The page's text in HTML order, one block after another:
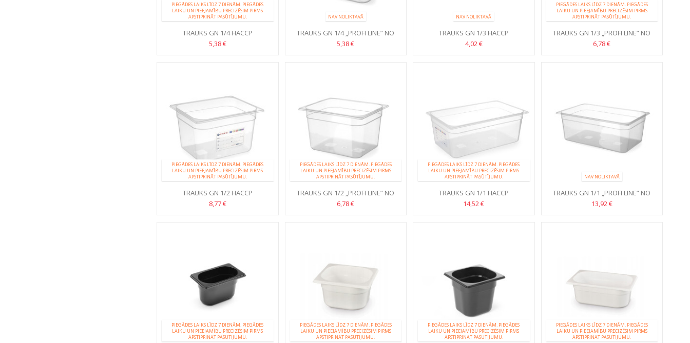
PIEGĀDES LAIKS LĪDZ 7 DIENĀM. PIEGĀDES
LAIKU UN PIEEJAMĪBU PRECIZĒSIM PIRMS
APSTIPRINĀT PASŪTĪJUMU.
TRAUKS GN 1/4 HACCP
5,38 €
NAV NOLIKTAVĀ
TRAUKS GN 1/4 „PROFI LINE” NO
POLIPROPILĒNA
5,38 €
NAV NOLIKTAVĀ
TRAUKS GN 1/3 HACCP
4,02 €
PIEGĀDES LAIKS LĪDZ 7 DIENĀM. PIEGĀDES
LAIKU UN PIEEJAMĪBU PRECIZĒSIM PIRMS
APSTIPRINĀT PASŪTĪJUMU.
TRAUKS GN 1/3 „PROFI LINE” NO
POLIPROPILĒNA
6,78 €
PIEGĀDES LAIKS LĪDZ 7 DIENĀM. PIEGĀDES
LAIKU UN PIEEJAMĪBU PRECIZĒSIM PIRMS
APSTIPRINĀT PASŪTĪJUMU.
TRAUKS GN 1/2 HACCP
8,77 €
PIEGĀDES LAIKS LĪDZ 7 DIENĀM. PIEGĀDES
LAIKU UN PIEEJAMĪBU PRECIZĒSIM PIRMS
APSTIPRINĀT PASŪTĪJUMU.
TRAUKS GN 1/2 „PROFI LINE” NO
POLIPROPILĒNA
6,78 €
PIEGĀDES LAIKS LĪDZ 7 DIENĀM. PIEGĀDES
LAIKU UN PIEEJAMĪBU PRECIZĒSIM PIRMS
APSTIPRINĀT PASŪTĪJUMU.
TRAUKS GN 1/1 HACCP
14,52 €
NAV NOLIKTAVĀ
TRAUKS GN 1/1 „PROFI LINE” NO
POLIPROPILĒNA
13,92 €
PIEGĀDES LAIKS LĪDZ 7 DIENĀM. PIEGĀDES
LAIKU UN PIEEJAMĪBU PRECIZĒSIM PIRMS
APSTIPRINĀT PASŪTĪJUMU.
PIEGĀDES LAIKS LĪDZ 7 DIENĀM. PIEGĀDES
LAIKU UN PIEEJAMĪBU PRECIZĒSIM PIRMS
APSTIPRINĀT PASŪTĪJUMU.
PIEGĀDES LAIKS LĪDZ 7 DIENĀM. PIEGĀDES
LAIKU UN PIEEJAMĪBU PRECIZĒSIM PIRMS
APSTIPRINĀT PASŪTĪJUMU.
PIEGĀDES LAIKS LĪDZ 7 DIENĀM. PIEGĀDES
LAIKU UN PIEEJAMĪBU PRECIZĒSIM PIRMS
APSTIPRINĀT PASŪTĪJUMU.